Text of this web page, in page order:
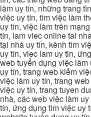
làm uy tín, những trang
việc uy tín, tìm việc làm
uy tín, việc làm trên
tín, lam viec online tai
tại nhà uy tín, kênh tìm
uy tín, viec lam uy tin,
web tuyển dụng việc
uy tín, trang web kiếm
việc làm uy tín, trang
việc uy tín, trang tuyen
nhà, các web việc làm
tín, ứng dụng tìm việc uy